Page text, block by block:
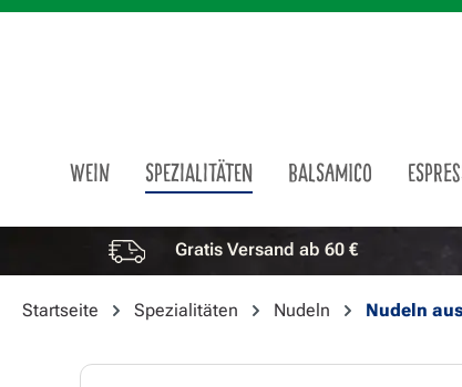
WEIN SPEZIALITÄTEN BALSAMICO
Vorteile überspringen Gratis Versand ab 60 €
Startseite Spezialitäten Nudeln Nudeln
Bildergalerie überspringen